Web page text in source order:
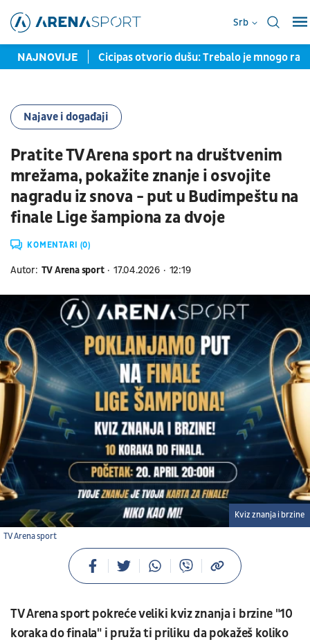
Srb
NAJNOVIJE
je Belgija Cicipas otvorio dušu: Trebalo je mnogo
Najave i događaji
Pratite TV Arena sport na društvenim
mrežama, pokažite znanje i osvojite
nagradu iz snova - put u Budimpeštu na
finale Lige šampiona za dvoje
KOMENTARI (0)
Autor: TV Arena sport 17.04.2026 12:19
TV Arena sport
Kviz znanja i brzine
TV Arena sport pokreće veliki kviz znanja i brzine "10
koraka do finala" i pruža ti priliku da pokažeš koliko